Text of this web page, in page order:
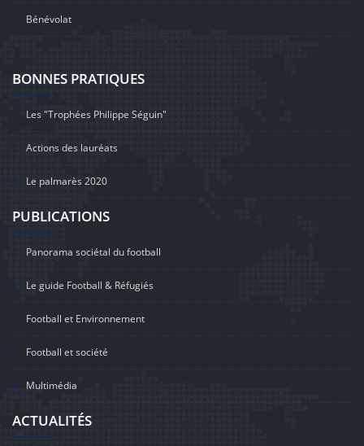
Bénévolat
BONNES PRATIQUES
Les "Trophées Philippe Séguin"
Actions des lauréats
Le palmarès 2020
PUBLICATIONS
Panorama sociétal du football
Le guide Football & Réfugiés
Football et Environnement
Football et société
Multimédia
ACTUALITÉS